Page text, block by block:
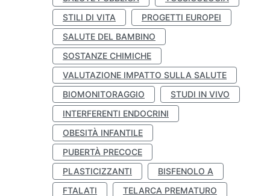
STILI DI VITA
PROGETTI EUROPEI
SALUTE DEL BAMBINO
SOSTANZE CHIMICHE
VALUTAZIONE IMPATTO SULLA SALUTE
BIOMONITORAGGIO
STUDI IN VIVO
INTERFERENTI ENDOCRINI
OBESITÀ INFANTILE
PUBERTÀ PRECOCE
PLASTICIZZANTI
BISFENOLO A
FTALATI
TELARCA PREMATURO